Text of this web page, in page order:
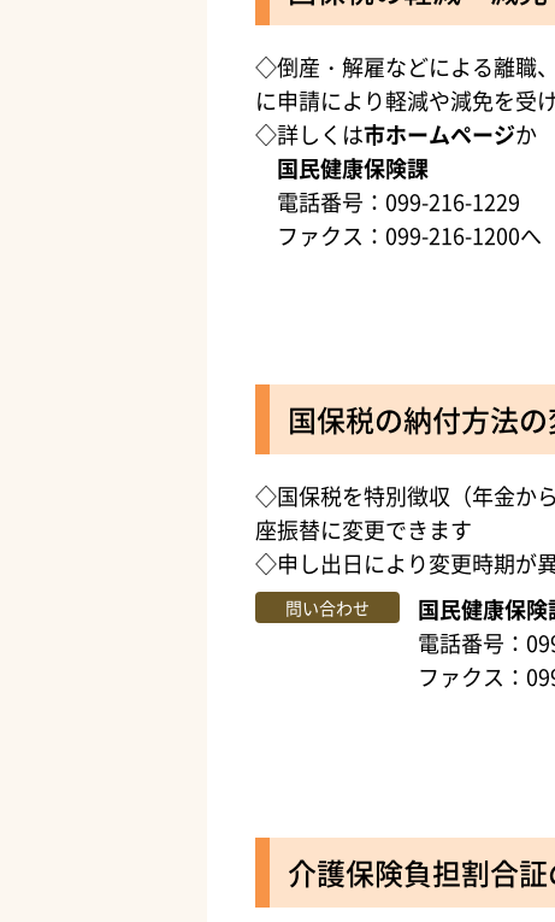
◇倒産・解雇などによる離職
に申請により軽減や減免を受
◇詳しくは市ホームページか
国民健康保険課
電話番号：099-216-1229
ファクス：099-216-1200へ
国保税の納付方法
◇国保税を特別徴収（年金か
座振替に変更できます
◇申し出日により変更時期が
問い合わせ
国民健康保険
電話番号：
ファクス：
介護保険負担割合